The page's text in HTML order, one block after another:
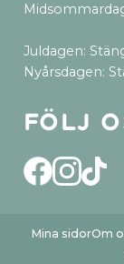
Juldagen:
Nyårsdagen:
Följ
Mina sidorOm